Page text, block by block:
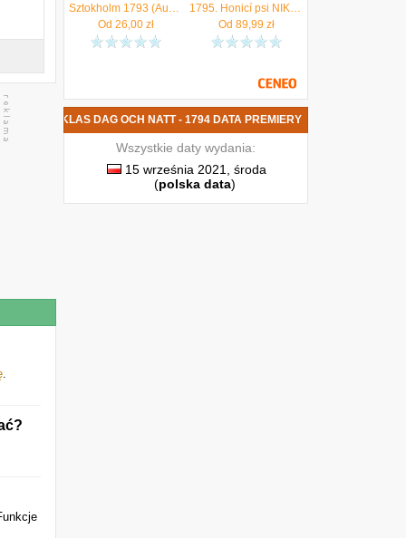
.
Sztokholm 1793 (Audiobook)
Od 26,00zł
1795. Honicí psi NIKLAS NATT-OCH-DAG
Od 89,99 zł
KSIĄŻKA NIKLAS DAG OCH NATT - 1794 DATA PREMIERY
Wszystkie daty wydania:
15 września 2021, środa
(polska data)